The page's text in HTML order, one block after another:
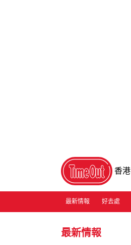
香港
最新情報 好去處
最新情報